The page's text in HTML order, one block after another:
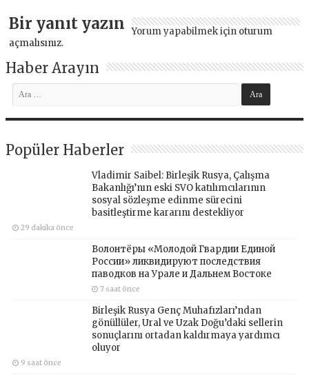
Bir yanıt yazın Yorum yapabilmek için oturum
açmalısınız.
Haber Arayın
Popüler Haberler
Vladimir Saibel: Birleşik Rusya, Çalışma
Bakanlığı’nın eski SVO katılımcılarının
sosyal sözleşme edinme sürecini
basitleştirme kararını destekliyor
29 dakika önce
Волонтёры «Молодой Гвардии Единой
России» ликвидируют последствия
паводков на Урале и Дальнем Востоке
7 saat önce
Birleşik Rusya Genç Muhafızları’ndan
gönüllüler, Ural ve Uzak Doğu’daki sellerin
sonuçlarını ortadan kaldırmaya yardımcı
oluyor
9 saat önce